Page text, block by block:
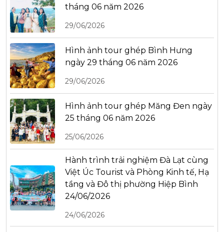
tháng 06 năm 2026
29/06/2026
Hình ảnh tour ghép Bình Hưng
ngày 29 tháng 06 năm 2026
29/06/2026
Hình ảnh tour ghép Măng Đen ngày
25 tháng 06 năm 2026
25/06/2026
Hành trình trải nghiệm Đà Lạt cùng
Việt Úc Tourist và Phòng Kinh tế, Hạ
tầng và Đô thị phường Hiệp Bình
24/06/2026
24/06/2026